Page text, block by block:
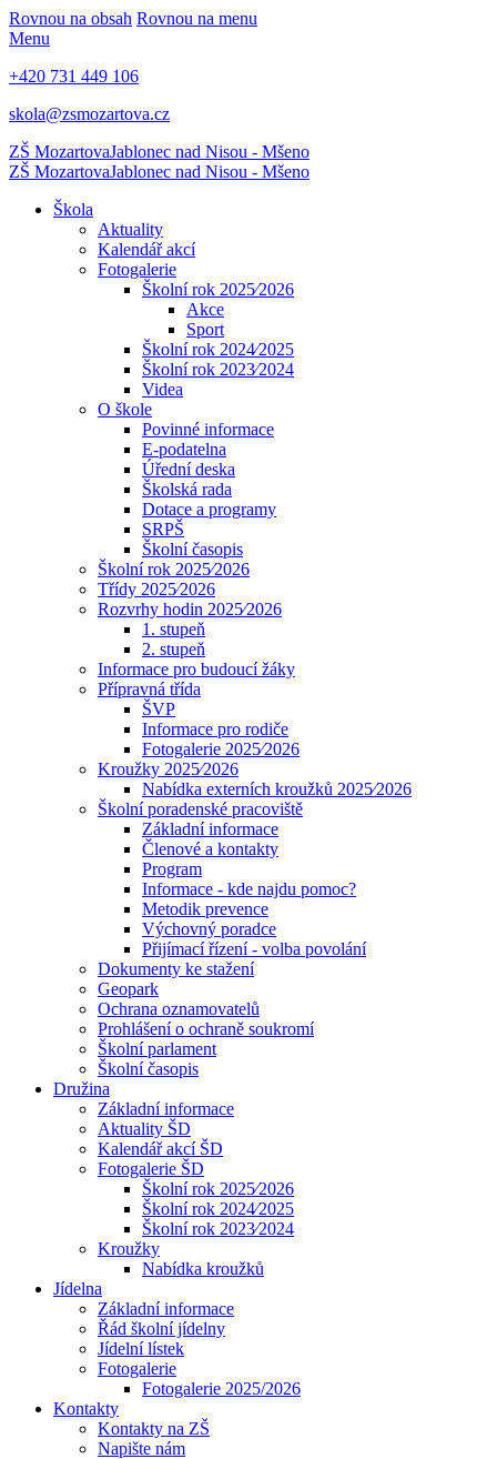
Rovnou na obsah Rovnou na menu
Menu
+420 731 449 106
skola@zsmozartova.cz
ZŠ MozartovaJablonec nad Nisou - Mšeno
ZŠ MozartovaJablonec nad Nisou - Mšeno
Škola
Aktuality
Kalendář akcí
Fotogalerie
Školní rok 2025⁄2026
Akce
Sport
Školní rok 2024⁄2025
Školní rok 2023⁄2024
Videa
O škole
Povinné informace
E-podatelna
Úřední deska
Školská rada
Dotace a programy
SRPŠ
Školní časopis
Školní rok 2025⁄2026
Třídy 2025⁄2026
Rozvrhy hodin 2025⁄2026
1. stupeň
2. stupeň
Informace pro budoucí žáky
Přípravná třída
ŠVP
Informace pro rodiče
Fotogalerie 2025⁄2026
Kroužky 2025⁄2026
Nabídka externích kroužků 2025⁄2026
Školní poradenské pracoviště
Základní informace
Členové a kontakty
Program
Informace - kde najdu pomoc?
Metodik prevence
Výchovný poradce
Přijímací řízení - volba povolání
Dokumenty ke stažení
Geopark
Ochrana oznamovatelů
Prohlášení o ochraně soukromí
Školní parlament
Školní časopis
Družina
Základní informace
Aktuality ŠD
Kalendář akcí ŠD
Fotogalerie ŠD
Školní rok 2025⁄2026
Školní rok 2024⁄2025
Školní rok 2023⁄2024
Kroužky
Nabídka kroužků
Jídelna
Základní informace
Řád školní jídelny
Jídelní lístek
Fotogalerie
Fotogalerie 2025/2026
Kontakty
Kontakty na ZŠ
Napište nám